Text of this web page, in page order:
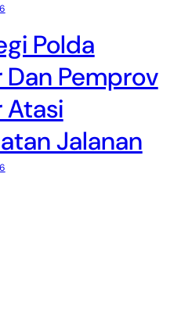
Polda
Pemprov
Atasi
Jalanan